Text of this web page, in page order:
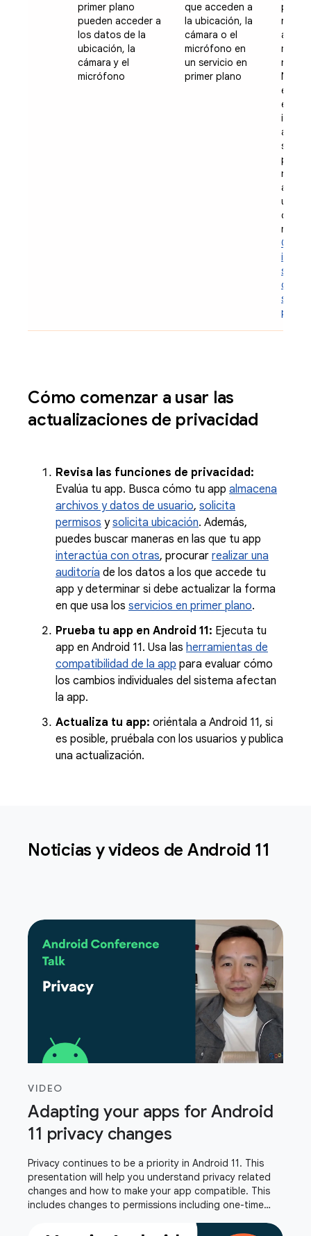
primer plano
pueden acceder a
los datos de la
ubicación, la
cámara y el
micrófono
que acceden a
la ubicación, la
cámara o el
micrófono en
un servicio en
primer plano
para
a la
No
en
esos
app
por lo
no
sobre
Cómo comenzar a usar las
actualizaciones de privacidad
Revisa las funciones de privacidad:
Evalúa tu app. Busca cómo tu app almacena
archivos y datos de usuario, solicita
permisos ysolicita ubicación. Además,
puedes buscar maneras en las que tu app
interactúa con otras, procurar realizar una
auditoría de los datos a los que accede tu
app y determinar si debe actualizar la forma
en que usa los servicios en primer plano.
Prueba tu app en Android 11: Ejecuta tu
app en Android 11. Usa las herramientas de
compatibilidad de la app para evaluar cómo
los cambios individuales del sistema afectan
la app.
Actualiza tu app: oriéntala a Android 11, si
es posible, pruébala con los usuarios y publica
una actualización.
Noticias y videos de Android 11
VIDEO
Adapting your apps for Android
11 privacy changes
Privacy continues to be a priority in Android 11. This
presentation will help you understand privacy related
changes and how to make your app compatible. This
includes changes to permissions including one-time